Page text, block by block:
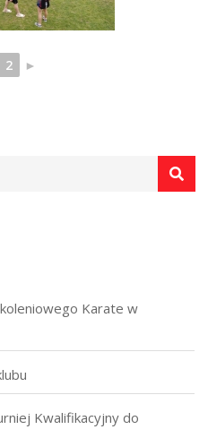
2 ►
Karate w
Kwalifikacyjny do